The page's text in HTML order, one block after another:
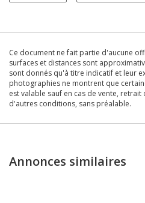
Ce document ne fait partie d'aucune
surfaces et distances sont
sont donnés qu'à titre indicatif et leur
photographies ne montrent que
est valable sauf en cas de vente,
d'autres conditions, sans préalable.
Annonces similaires